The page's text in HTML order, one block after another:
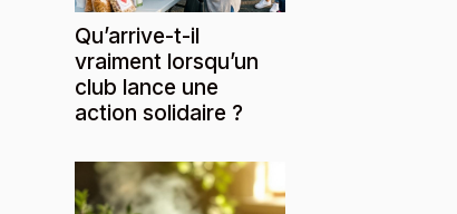
Qu’arrive-t-il
vraiment lorsqu’un
club lance une
action solidaire ?